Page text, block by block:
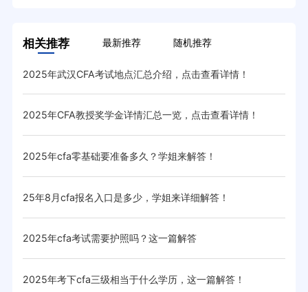
相关推荐 最新推荐 随机推荐
2025年武汉CFA考试地点汇总介绍，点击查看详情！
2025年CFA教授奖学金详情汇总一览，点击查看详情！
2025年cfa零基础要准备多久？学姐来解答！
25年8月cfa报名入口是多少，学姐来详细解答！
2025年cfa考试需要护照吗？这一篇解答
2025年考下cfa三级相当于什么学历，这一篇解答！